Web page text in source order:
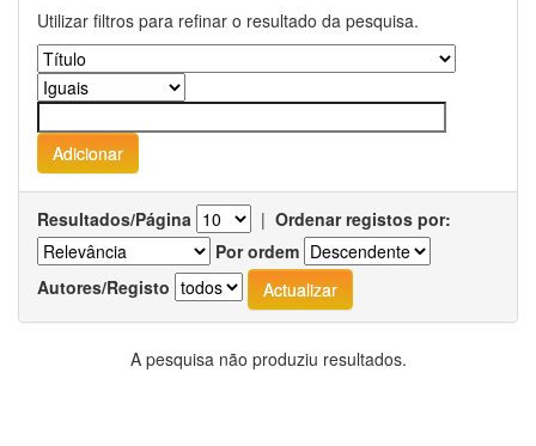
Utilizar filtros para refinar o resultado da pesquisa.
Resultados/Página | Ordenar registos por:
Por ordem
Autores/Registo
A pesquisa não produziu resultados.